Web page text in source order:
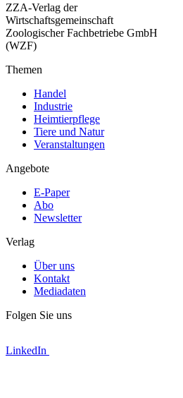
ZZA-Verlag der
Wirtschaftsgemeinschaft
Zoologischer Fachbetriebe GmbH
(WZF)
Themen
Handel
Industrie
Heimtierpflege
Tiere und Natur
Veranstaltungen
Angebote
E-Paper
Abo
Newsletter
Verlag
Über uns
Kontakt
Mediadaten
Folgen Sie uns
LinkedIn